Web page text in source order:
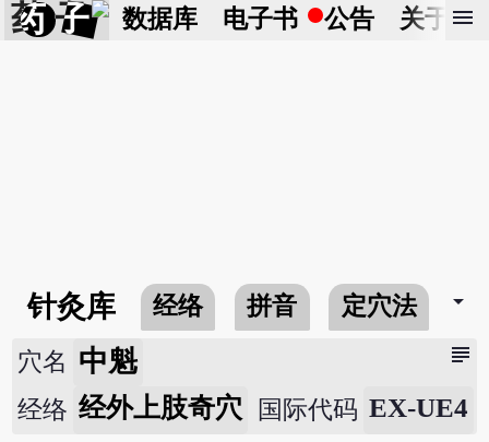
药 子 数据库 电子书 公告 关于 menu
针灸库 经络 拼音 定穴法 arrow_drop_down
subject
穴名 中魁
经络 经外上肢奇穴 国际代码 EX-UE4